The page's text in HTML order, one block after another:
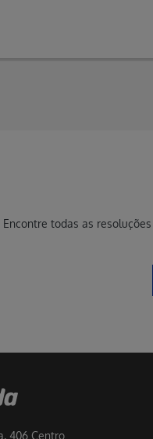
Encontre todas as
406 Centro